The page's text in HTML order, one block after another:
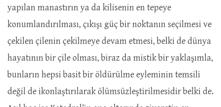
yapılan manastırın ya da kilisenin en tepeye
konumlandırılması, çıkışı güç bir noktanın seçilmesi ve
çekilen çilenin çekilmeye devam etmesi, belki de dünya
hayatının bir çile olması, biraz da mistik bir yaklaşımla,
bunların hepsi basit bir öldürülme eyleminin temsili
değil de ikonlaştırılarak ölümsüzleştirilmesidir belki de.